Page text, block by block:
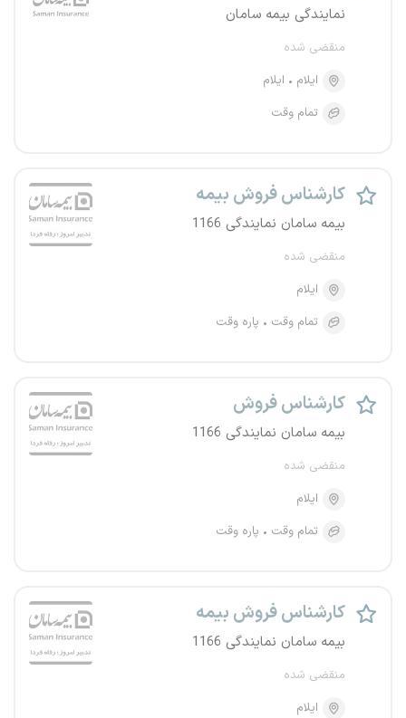
نمایندگی بیمه سامان
منقضی شده
ایلام
ایلام
تمام وقت
کارشناس فروش بیمه
بیمه سامان نمایندگی 1166
منقضی شده
ایلام
تمام وقت
پاره وقت
کارشناس فروش
بیمه سامان نمایندگی 1166
منقضی شده
ایلام
تمام وقت
پاره وقت
کارشناس فروش بیمه
بیمه سامان نمایندگی 1166
منقضی شده
ایلام